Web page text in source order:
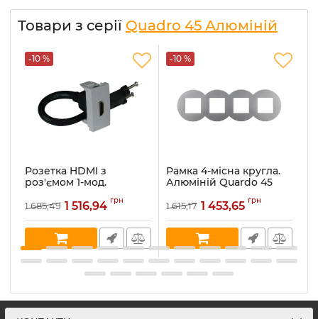
Товари з серії Quadro 45 Алюміній
-10 %
Розетка HDMI з
роз'ємом 1-мод.
(45435 SAL)
Артикул:45435 SAL
В наявності:
1 685,49 1 516,94 грн
-10 %
Рамка 4-місна кругла.
Алюміній Quardo 45
Артикул:
43940 TAL
В наявності:17
1 615,17 1 453,65 грн